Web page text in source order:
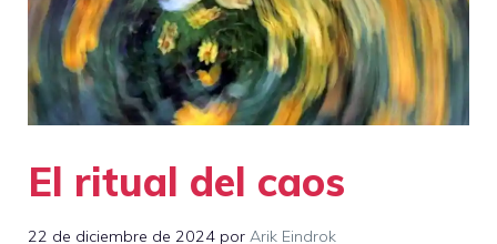
El ritual del caos
22 de diciembre de 2024 por Arik Eindrok